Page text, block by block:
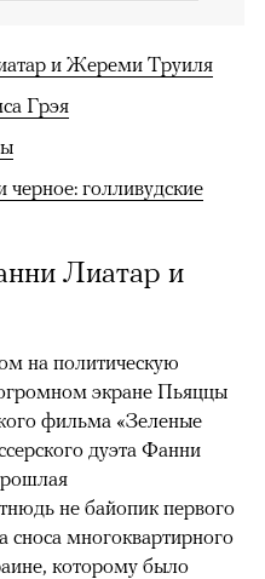
и Жереми Труиля
Грэя
черное: голливудские
Лиатар и
на политическую
экране Пьяццы
фильма «Зеленые
дуэта Фанни
не байопик первого
сноса многоквартирного
которому было